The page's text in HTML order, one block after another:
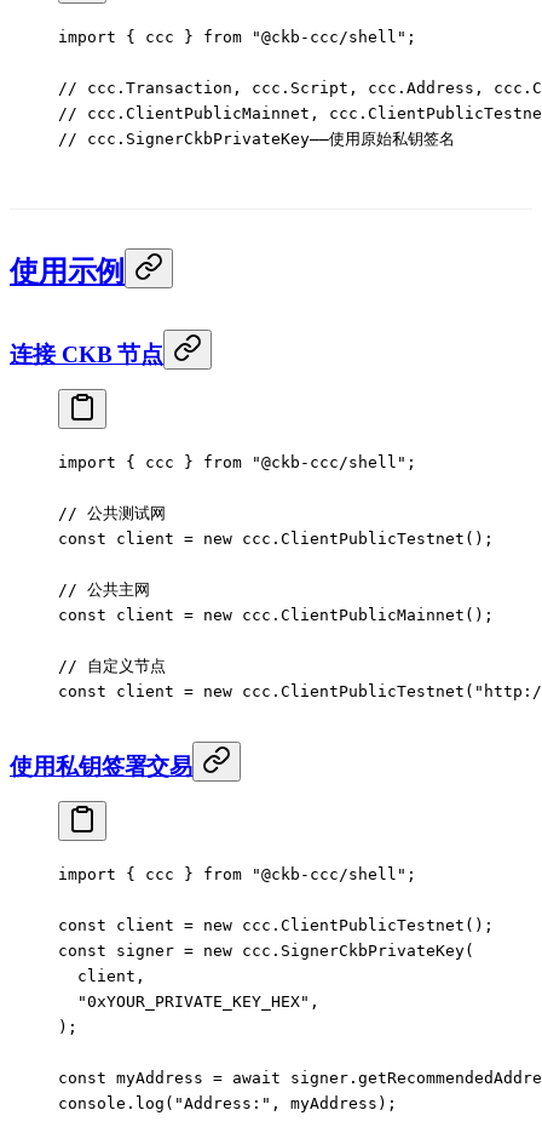
import { ccc } from "@ckb-ccc/shell" ;
// ccc.Transaction, ccc.Script, ccc.Address,
// ccc.ClientPublicMainnet,
// ccc.SignerCkbPrivateKey——使用原始私钥签名
使用示例
连接 CKB 节点
import { ccc } from "@ckb-ccc/shell" ;
// 公共测试网
const client = new ccc. ClientPublicTestnet ();
// 公共主网
const client = new ccc. ClientPublicMainnet ();
// 自定义节点
const client = new ccc. ClientPublicTestnet (
使用私钥签署交易
import { ccc } from "@ckb-ccc/shell" ;
const client = new ccc. ClientPublicTestnet ();
const signer = new ccc. SignerCkbPrivateKey(
  client,
  "0xYOUR_PRIVATE_KEY_HEX"
,
);
const myAddress = await signer.
console. log ( "Address:" , myAddress);